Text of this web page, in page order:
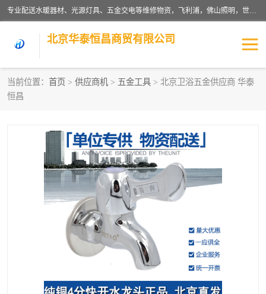
专业配送水暖器材、光源灯具、五金交电等维修物资，飞利浦，佛山照明，世达，博世，九牧，特陶等各产品涉及国内外知名品牌。公司专注与物业、学校、酒店、工厂等单位合作，提供一站式配送服务，降低客户综合成本。依托电子商务改变传统模式，以专业的团队为客户提供24H物资配送到达，货到月结、统一开票，便捷退换等服务，提高了企业的运营效率。
北京华泰恒昌商贸有限公司
当前位置： 首页 > 供应商机 > 五金工具 > 北京卫浴五金供应商 华泰
恒昌
水暖阀门
五金工具 涂料辅材